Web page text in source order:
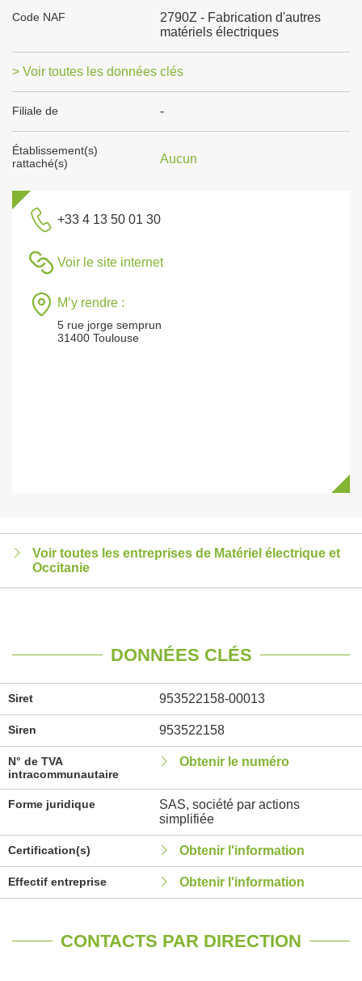
Code NAF
2790Z - Fabrication d'autres
matériels électriques
> Voir toutes les données clés
Filiale de -
Établissement(s)
rattaché(s)
Aucun
+33 4 13 50 01 30
Voir le site internet
M’y rendre :
5 rue jorge semprun
31400 Toulouse
Voir toutes les entreprises de Matériel électrique et
Occitanie
DONNÉES CLÉS
Siret 953522158-00013
Siren 953522158
N° de TVA
intracommunautaire
Obtenir le numéro
Forme juridique
SAS, société par actions
simplifiée
Certification(s) Obtenir l'information
Effectif entreprise Obtenir l'information
CONTACTS PAR DIRECTION